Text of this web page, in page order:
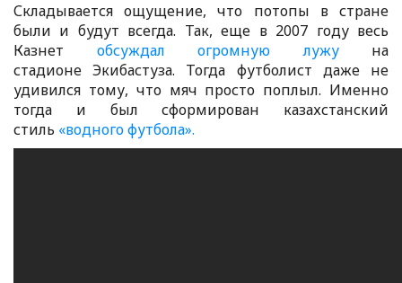
Складывается ощущение, что потопы в стране
были и будут всегда. Так, еще в 2007 году весь
Казнет обсуждал огромную лужуна
стадионе Экибастуза. Тогда футболист даже не
удивился тому, что мяч просто поплыл. Именно
тогда и был сформирован казахстанский
стиль «водного футбола».